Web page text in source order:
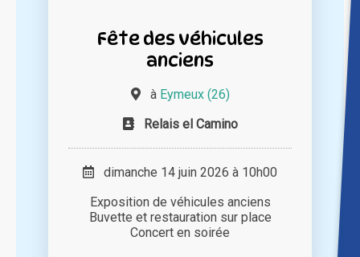
Fête des véhicules
anciens
à Eymeux (26)
Relais el Camino
dimanche 14 juin 2026 à 10h00
Exposition de véhicules anciens
Buvette et restauration sur place
Concert en soirée